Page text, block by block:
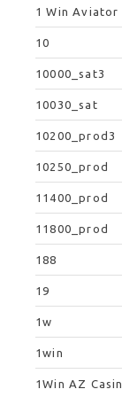
1 Win Aviator
10
10000_sat3
10030_sat
10200_prod3
10250_prod
11400_prod
11800_prod
188
19
1w
1win
1Win AZ